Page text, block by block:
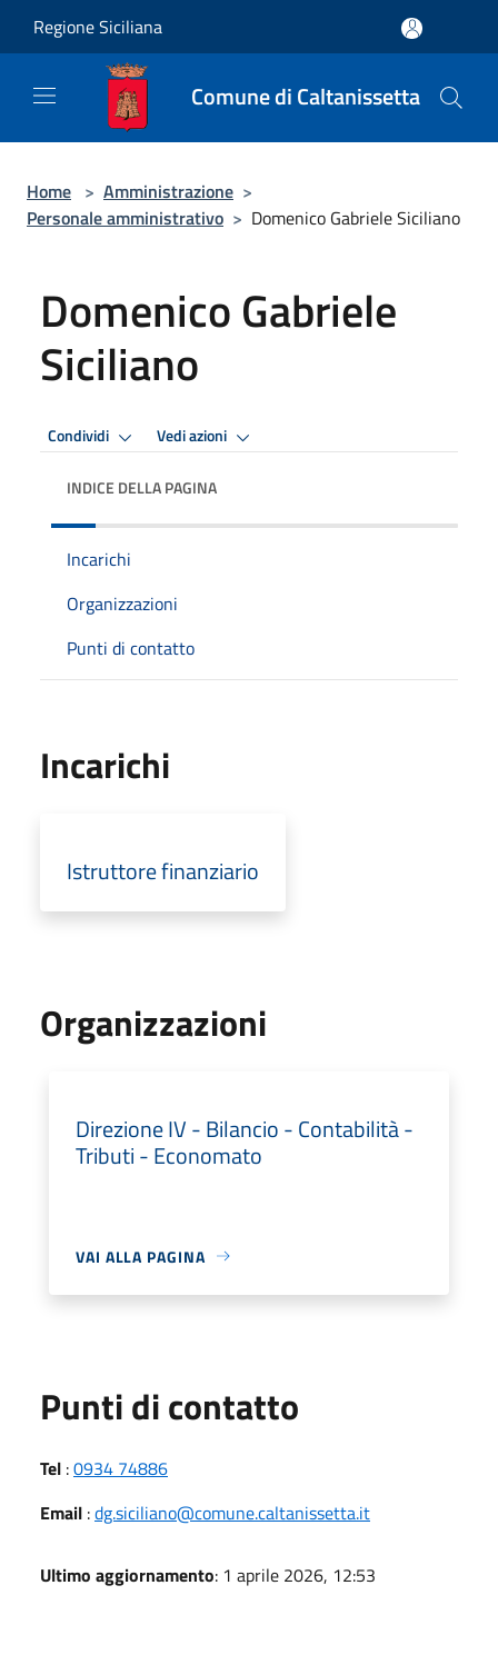
Regione Siciliana
Comune di Caltanissetta
Home > Amministrazione >
Personale amministrativo > Domenico Gabriele Siciliano
Domenico Gabriele
Siciliano
Condividi Vedi azioni
INDICE DELLA PAGINA
Incarichi
Organizzazioni
Punti di contatto
Incarichi
Istruttore finanziario
Organizzazioni
Direzione IV - Bilancio - Contabilità -
Tributi - Economato
VAI ALLA PAGINA
Punti di contatto
Tel :0934 74886
Email :dg.siciliano@comune.caltanissetta.it
Ultimo aggiornamento: 1 aprile 2026, 12:53